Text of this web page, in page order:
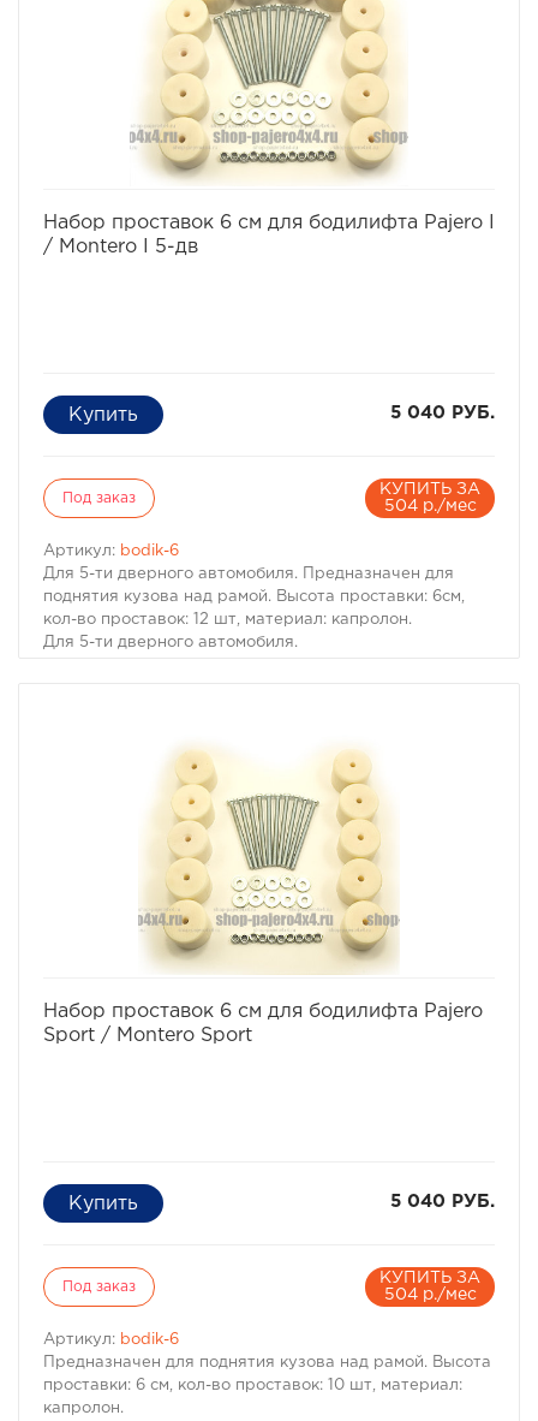
Montero II входят сами проставки, а также болты, гайки
и шайбы для крепления.
Характеристики Комплекта проставок для бодилифта
Pajero II / Montero II:
· Высота проставки: 6 см
· Кол-во проставок: 8 шт
· Материал: капролон
Комплект проставок для бодилифта Pajero II / Montero
Набор проставок 6 см для бодилифта Pajero I
/ Montero I 5-дв
5 040 РУБ.
Под заказ
КУПИТЬ ЗА
504 р./мес
Артикул: bodik-6
Для 5-ти дверного автомобиля. Предназначен для
поднятия кузова над рамой. Высота проставки: 6см,
кол-во проставок: 12 шт, материал: капролон.
Для 5-ти дверного автомобиля.
условиях офф-роуд.
В комплект проставок для бодилифта Pajero I / Montero
I входят сами проставки, а также болты, гайки и шайбы
Характеристики Комплекта проставок для бодилифта
Pajero I / Montero I:
· Высота проставки: 6 см
· Кол-во проставок: 12 шт
· Материал: капролон
Комплект проставок для бодилифта Pajero I / Montero I
Набор проставок 6 см для бодилифта Pajero
Sport / Montero Sport
5 040 РУБ.
Под заказ
КУПИТЬ ЗА
504 р./мес
Артикул: bodik-6
Предназначен для поднятия кузова над рамой. Высота
проставки: 6 см, кол-во проставок: 10 шт, материал:
капролон.